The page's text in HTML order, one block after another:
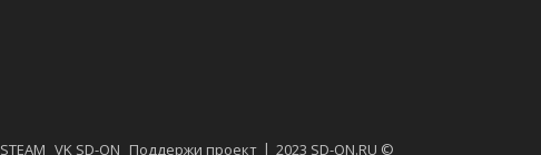
2023 SD-ON.RU ©
STEAM VK SD-ON Поддержи проект